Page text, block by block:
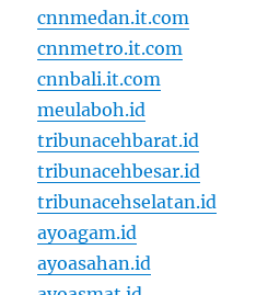
cnnmedan.it.com
cnnmetro.it.com
cnnbali.it.com
meulaboh.id
tribunacehbarat.id
tribunacehbesar.id
tribunacehselatan.id
ayoagam.id
ayoasahan.id